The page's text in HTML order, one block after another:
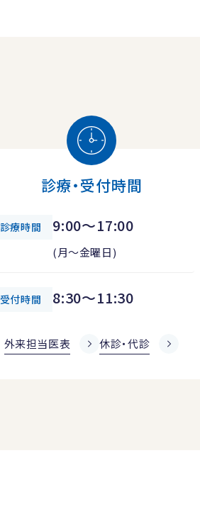
診療・受付時間
診療時間 9:00～17:00
(月～金曜日)
受付時間 8:30～11:30
外来担当医表 休診・代診